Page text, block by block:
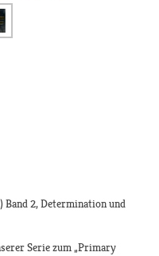
Band 2, Determination und
Serie zum „Primary